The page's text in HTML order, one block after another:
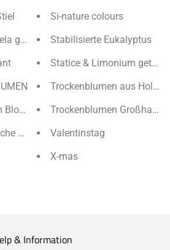
getrocknet
Rosen & Romantik
Si-nature colours
Stabilisierte Eukalyptus
Statice & Limonium
Trockenblumen aus
Trockenblumen
Valentinstag
X-mas
& Information